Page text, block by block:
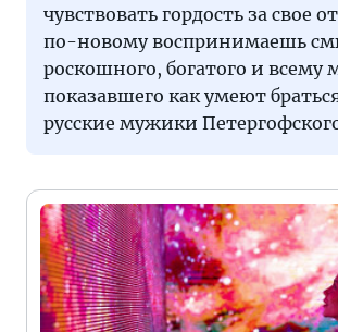
чувствовать гордость за свое
по-новому воспринимаешь
роскошного, богатого и всему
показавшего как умеют
русские мужики